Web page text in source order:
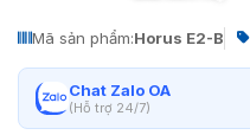
Mã sản phẩm:Horus E2-B
Chat Zalo OA
(Hỗ trợ 24/7)